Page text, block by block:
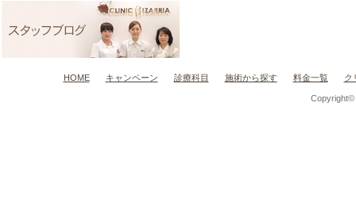
HOME キャンペーン 診療科目 施術から探す 料金一覧 ク
Copyright©